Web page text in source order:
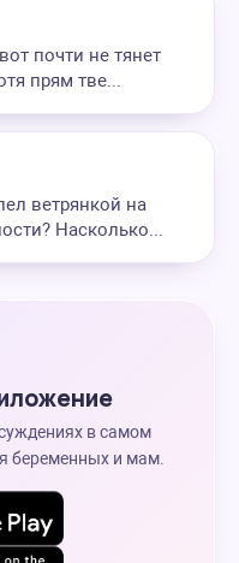
почти не тянет
прям тве...
ветрянкой на
Насколько...
в самом
беременных и мам.